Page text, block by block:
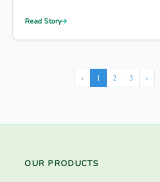
Read Story
‹ 1 2 3 ›
OUR PRODUCTS